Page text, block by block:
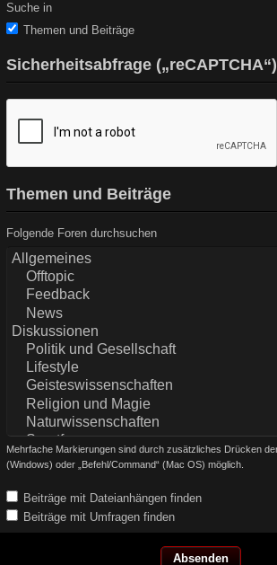
Suche in
Themen und Beiträge
Sicherheitsabfrage („reCAPTCHA“)
Themen und Beiträge
Folgende Foren durchsuchen
Mehrfache Markierungen sind durch zusätzliches Drücken
(Windows) oder „Befehl/Command“ (Mac OS) möglich.
Beiträge mit Dateianhängen finden
Beiträge mit Umfragen finden